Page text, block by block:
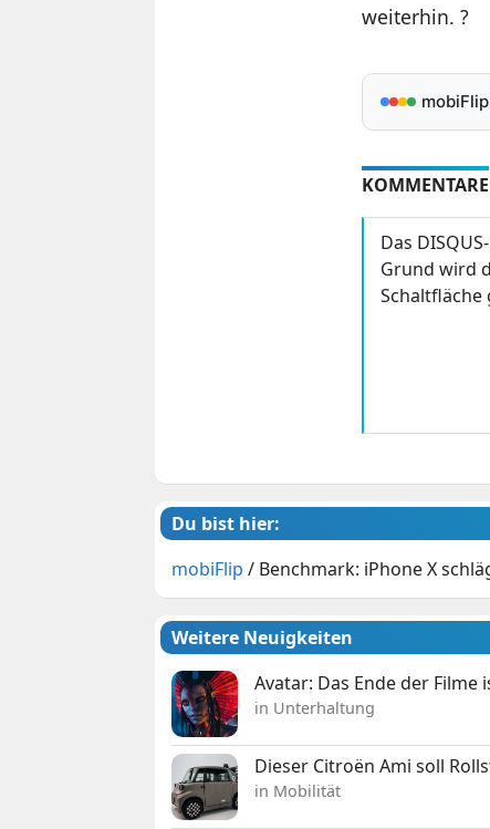
weiterhin. ?
KOMMENTARE
Das
Grund wird
Schaltfläche
Du bist hier:
mobiFlip / Benchmark: iPhone X
Weitere Neuigkeiten
Avatar: Das Ende der Filme
in Unterhaltung
Dieser Citroën Ami soll
in Mobilität